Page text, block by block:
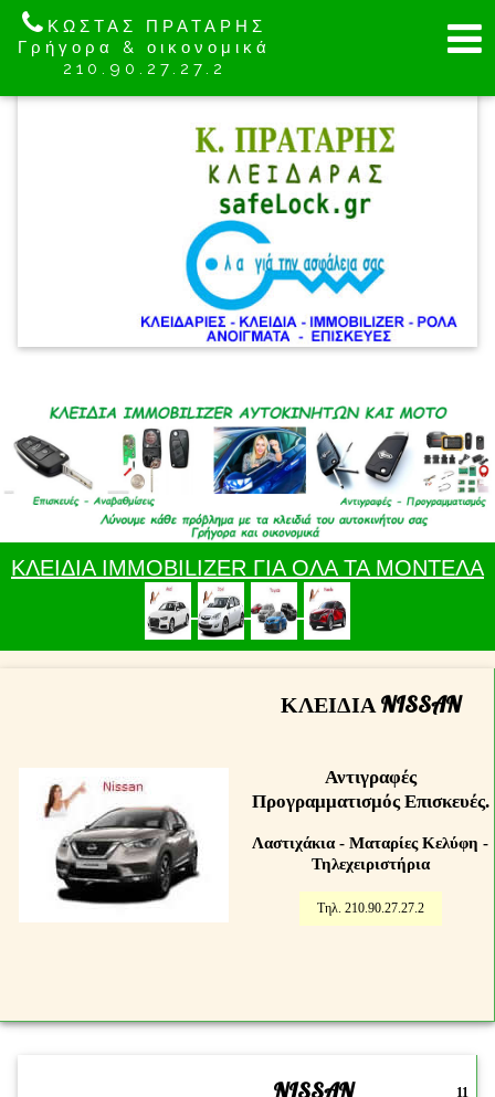
ΚΩΣΤΑΣ ΠΡΑΤΑΡΗΣ
Γρήγορα & οικονομικά
210.90.27.27.2
ΚΛΕΙΔΙΑ IMMOBILIZER ΓΙΑ ΟΛΑ ΤΑ ΜΟΝΤΕΛΑ